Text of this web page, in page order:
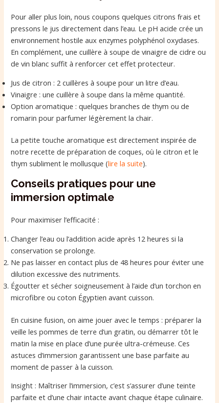
Pour aller plus loin, nous coupons quelques citrons frais et
pressons le jus directement dans l’eau. Le pH acide crée un
environnement hostile aux enzymes polyphénol oxydases.
En complément, une cuillère à soupe de vinaigre de cidre ou
de vin blanc suffit à renforcer cet effet protecteur.
Jus de citron : 2 cuillères à soupe pour un litre d’eau.
Vinaigre : une cuillère à soupe dans la même quantité.
Option aromatique : quelques branches de thym ou de
romarin pour parfumer légèrement la chair.
La petite touche aromatique est directement inspirée de
notre recette de préparation de coques, où le citron et le
thym subliment le mollusque (lire la suite).
Conseils pratiques pour une
immersion optimale
Pour maximiser l’efficacité :
Changer l’eau ou l’addition acide après 12 heures si la
conservation se prolonge.
Ne pas laisser en contact plus de 48 heures pour éviter une
dilution excessive des nutriments.
Égoutter et sécher soigneusement à l’aide d’un torchon en
microfibre ou coton Égyptien avant cuisson.
En cuisine fusion, on aime jouer avec le temps : préparer la
veille les pommes de terre d’un gratin, ou démarrer tôt le
matin la mise en place d’une purée ultra-crémeuse. Ces
astuces d’immersion garantissent une base parfaite au
moment de passer à la cuisson.
Insight : Maîtriser l’immersion, c’est s’assurer d’une teinte
parfaite et d’une chair intacte avant chaque étape culinaire.